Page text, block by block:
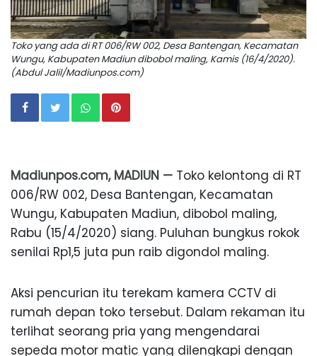
Toko yang ada di RT 006/RW 002, Desa Bantengan, Kecamatan
Wungu, Kabupaten Madiun dibobol maling, Kamis (16/4/2020).
(Abdul Jalil/Madiunpos.com)
Madiunpos.com, MADIUN — Toko kelontong di RT
006/RW 002, Desa Bantengan, Kecamatan
Wungu, Kabupaten Madiun, dibobol maling,
Rabu (15/4/2020) siang. Puluhan bungkus rokok
senilai Rp1,5 juta pun raib digondol maling.
Aksi pencurian itu terekam kamera CCTV di
rumah depan toko tersebut. Dalam rekaman itu
terlihat seorang pria yang mengendarai
sepeda motor matic yang dilengkapi dengan